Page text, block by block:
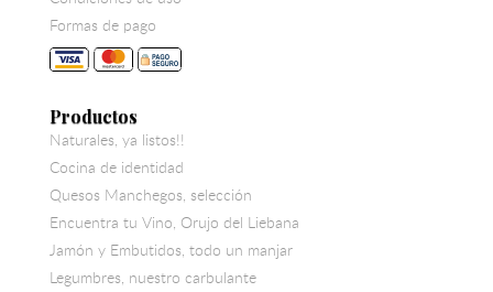
Formas de pago
Productos
Naturales, ya listos!!
Cocina de identidad
Quesos Manchegos, selección
Encuentra tu Vino, Orujo del Liebana
Jamón y Embutidos, todo un manjar
Legumbres, nuestro carbulante